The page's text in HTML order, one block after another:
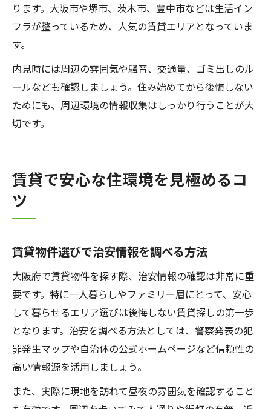
ります。大阪市や堺市、茨木市、豊中市などは生活イン
フラが整っているため、人気の賃貸エリアとなっていま
す。
内見時には周辺の雰囲気や騒音、交通量、ゴミ出しのル
ールなども確認しましょう。住み始めてから後悔しない
ためにも、周辺環境の情報収集はしっかり行うことが大
切です。
賃貸で安心な住環境を見極めるコ
ツ
賃貸物件選びで治安情報を調べる方法
大阪府で賃貸物件を探す際、治安情報の確認は非常に重
要です。特に一人暮らしやファミリー層にとって、安心
して暮らせるエリア選びは後悔しない賃貸探しの第一歩
となります。治安を調べる方法としては、警察発表の犯
罪発生マップや自治体の公式ホームページなど信頼性の
高い情報源を活用しましょう。
また、実際に現地を訪れて昼夜の雰囲気を確認すること